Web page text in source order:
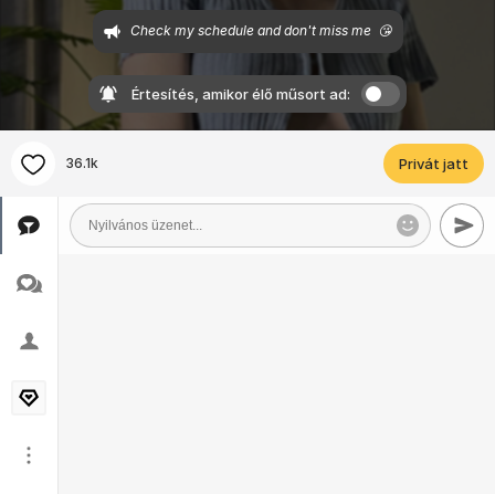
Check my schedule and don't miss me  😘
Értesítés, amikor élő műsort ad:
36.1k Privát jatt